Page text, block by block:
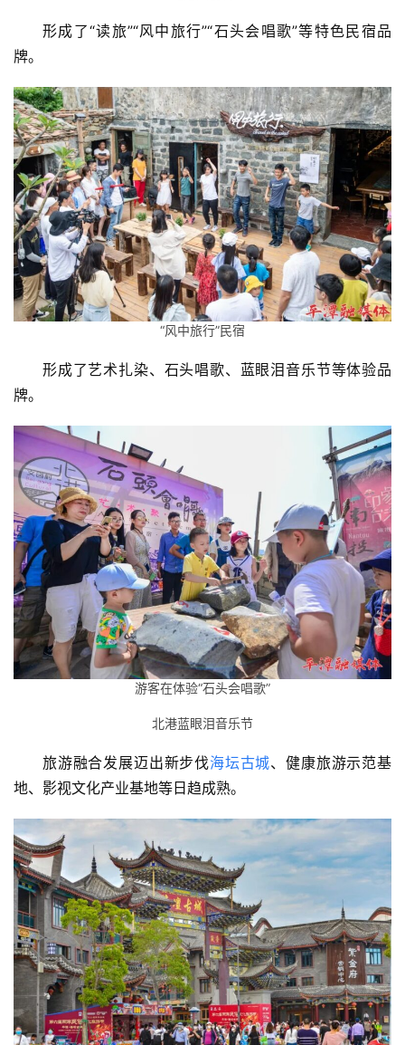
形成了“读旅”“风中旅行”“石头会唱歌”等特色民宿品
牌。
“风中旅行”民宿
形成了艺术扎染、石头唱歌、蓝眼泪音乐节等体验品
牌。
游客在体验“石头会唱歌”
北港蓝眼泪音乐节
旅游融合发展迈出新步伐海坛古城、健康旅游示范基
地、影视文化产业基地等日趋成熟。